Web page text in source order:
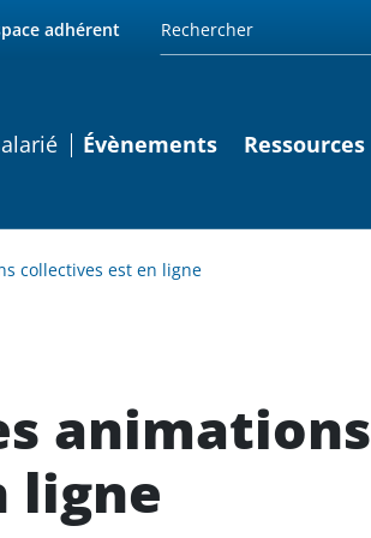
adhérent
Évènements Ressources
collectives est en ligne
animations
ligne